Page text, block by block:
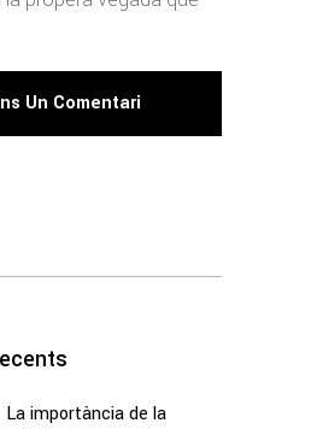
Un Comentari
La importància de la